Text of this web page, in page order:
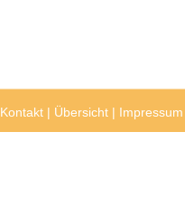
Kontakt | Übersicht | Impressum